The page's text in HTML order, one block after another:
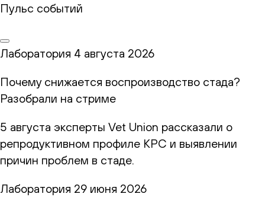
Пульс событий
Лаборатория 4 августа 2026
Почему снижается воспроизводство стада?
Разобрали на стриме
5 августа эксперты Vet Union рассказали о
репродуктивном профиле КРС и выявлении
причин проблем в стаде.
Лаборатория 29 июня 2026